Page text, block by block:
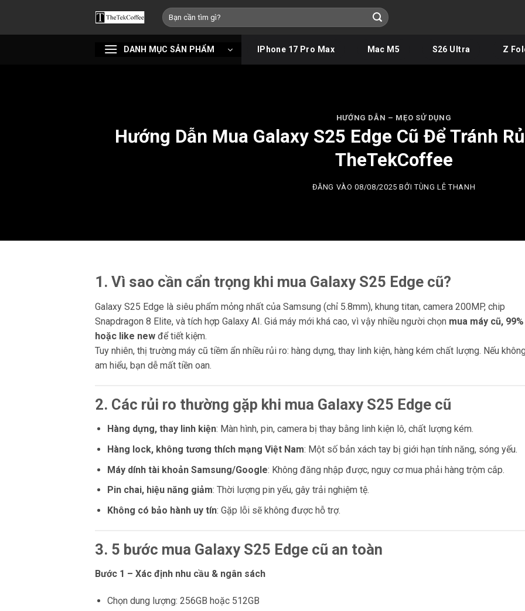
nội
Tìm
kiếm:
DANH MỤC SẢN PHẨM IPhone 17 Pro Max Mac M5 S26 Ultra Z
HƯỚNG DẪN – MẸO SỬ DỤNG
Hướng Dẫn Mua Galaxy S25 Edge Cũ Để Tránh
TheTekCoffee
ĐĂNG VÀO08/08/2025 BỞITÙNG LÊ THANH
1. Vì sao cần cẩn trọng khi mua Galaxy S25 Edge cũ?
Galaxy S25 Edge là siêu phẩm mỏng nhất của Samsung (chỉ 5.8mm), khung titan, camera 200MP, chip
Snapdragon 8 Elite, và tích hợp Galaxy AI. Giá máy mới khá cao, vì vậy nhiều người chọn mua máy cũ, 99%
hoặc like new để tiết kiệm.
Tuy nhiên, thị trường máy cũ tiềm ẩn nhiều rủi ro: hàng dựng, thay linh kiện, hàng kém chất lượng. Nếu
am hiểu, bạn dễ mất tiền oan.
2. Các rủi ro thường gặp khi mua Galaxy S25 Edge cũ
Hàng dựng, thay linh kiện: Màn hình, pin, camera bị thay bằng linh kiện lô, chất lượng kém.
Hàng lock, không tương thích mạng Việt Nam: Một số bản xách tay bị giới hạn tính năng, sóng yếu.
Máy dính tài khoản Samsung/Google: Không đăng nhập được, nguy cơ mua phải hàng trộm cắp.
Pin chai, hiệu năng giảm: Thời lượng pin yếu, gây trải nghiệm tệ.
Không có bảo hành uy tín: Gặp lỗi sẽ không được hỗ trợ.
3. 5 bước mua Galaxy S25 Edge cũ an toàn
Bước 1 – Xác định nhu cầu & ngân sách
Chọn dung lượng: 256GB hoặc 512GB